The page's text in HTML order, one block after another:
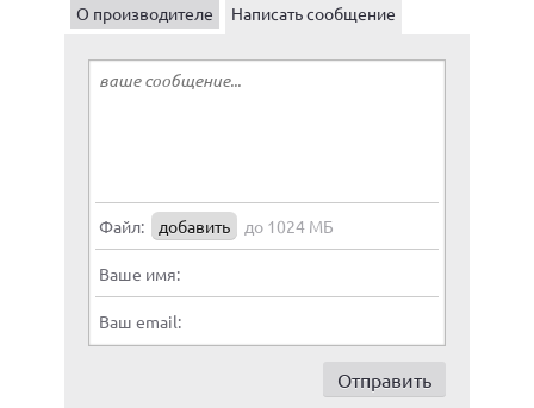
О производителе
Написать сообщение
Файл: добавить до 1024 МБ
Ваше имя:
Ваш email: